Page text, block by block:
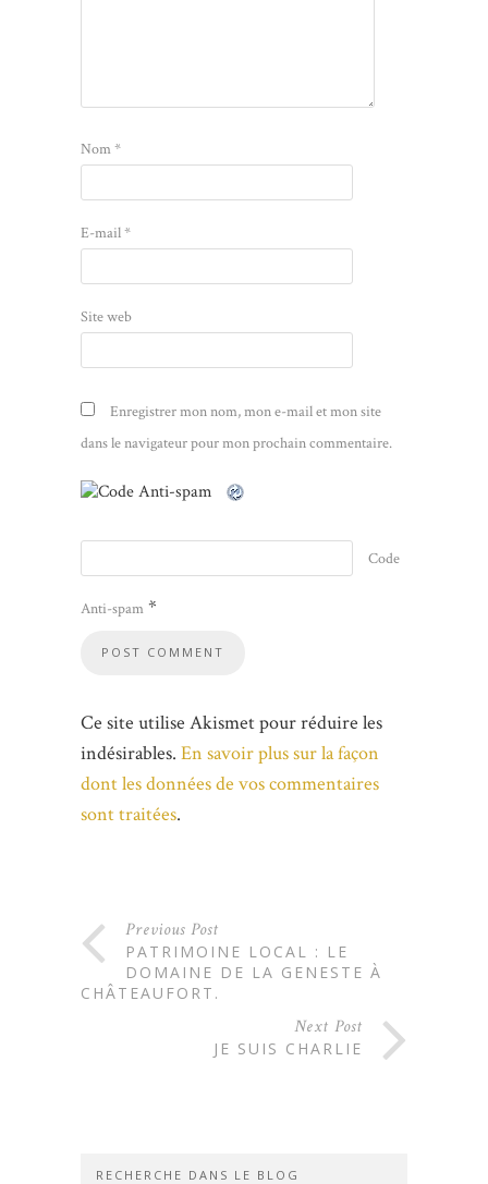
Nom*
E-mail*
Site web
Enregistrer mon nom, mon e-mail et mon site
dans le navigateur pour mon prochain commentaire.
Code
Anti-spam *
Ce site utilise Akismet pour réduire les
indésirables. En savoir plus sur la façon
dont les données de vos commentaires
sont traitées.
Previous Post
PATRIMOINE LOCAL : LE
DOMAINE DE LA GENESTE À
CHÂTEAUFORT.
Next Post
JE SUIS CHARLIE
RECHERCHE DANS LE BLOG